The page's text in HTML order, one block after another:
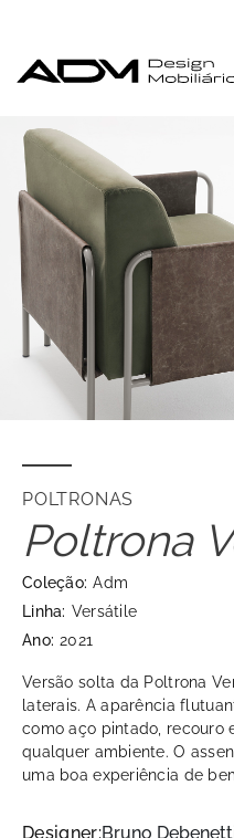
POLTRONAS
Poltrona
Coleção: Adm
Linha: Versátile
Ano: 2021
Versão solta da Poltrona
laterais. A aparência
como aço pintado, recouro
qualquer ambiente. O
uma boa experiência de
Designer:Bruno